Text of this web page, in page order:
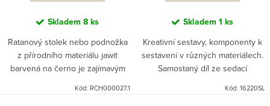
Skladem 8 ks
Ratanový stolek nebo podnožka
z přírodního materiálu jawit
barvená na černo je zajímavým
Kód: RCH000027.1
Skladem 1 ks
Kreativní sestavy, komponenty k
sestavení v různých materiálech.
Samostaný díl ze sedací
Kód: 16220SL